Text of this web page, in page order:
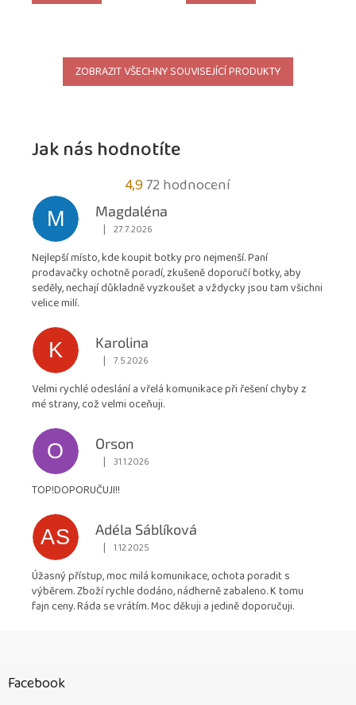
ZOBRAZIT VŠECHNY SOUVISEJÍCÍ PRODUKTY
Jak nás hodnotíte
4,9Průměrné
hodnocení
obchodu
4,9
z
72 hodnocení
M
Magdaléna
Hodnocení obchodu je 5 z 5 hvězdiček.
| 27.7.2026
Nejlepší místo, kde koupit botky pro nejmenší. Paní
prodavačky ochotně poradí, zkušeně doporučí botky, aby
seděly, nechají důkladně vyzkoušet a vždycky jsou tam všichni
velice milí.
K
Karolina
Hodnocení obchodu je 5 z 5 hvězdiček.
| 7.5.2026
Velmi rychlé odeslání a vřelá komunikace při řešení chyby z
mé strany, což velmi oceňuji.
O
Orson
Hodnocení obchodu je 5 z 5 hvězdiček.
| 31.1.2026
TOP!DOPORUČUJI!!
AS
Adéla Sáblíková
Hodnocení obchodu je 5 z 5 hvězdiček.
| 1.12.2025
Úžasný přístup, moc milá komunikace, ochota poradit s
výběrem. Zboží rychle dodáno, nádherně zabaleno. K tomu
fajn ceny. Ráda se vrátím. Moc děkuji a jedině doporučuji.
Facebook